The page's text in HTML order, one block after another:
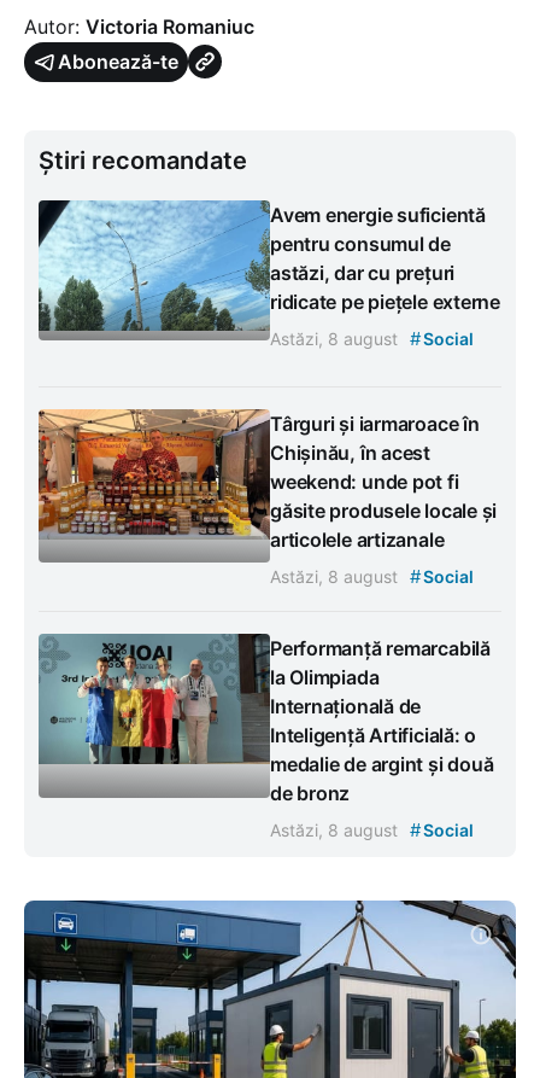
Autor: Victoria Romaniuc
Abonează-te
Știri recomandate
Avem energie suficientă
pentru consumul de
astăzi, dar cu prețuri
ridicate pe piețele externe
Astăzi, 8 august #Social
Târguri și iarmaroace în
Chișinău, în acest
weekend: unde pot fi
găsite produsele locale și
articolele artizanale
Astăzi, 8 august #Social
Performanță remarcabilă
la Olimpiada
Internațională de
Inteligență Artificială: o
medalie de argint și două
de bronz
Astăzi, 8 august #Social